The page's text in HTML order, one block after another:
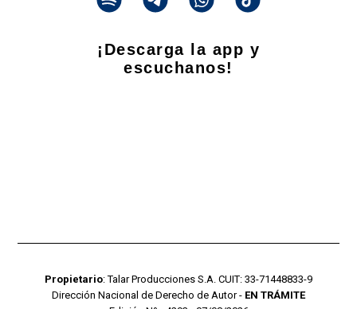
¡Descarga la app y
escuchanos!
Propietario: Talar Producciones S.A. CUIT: 33-71448833-9
Dirección Nacional de Derecho de Autor - EN TRÁMITE